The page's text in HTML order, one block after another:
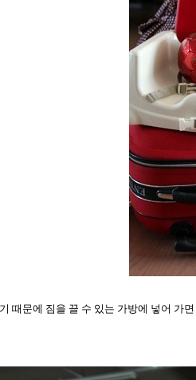
때문에 짐을 끌 수 있는 가방에 넣어 가